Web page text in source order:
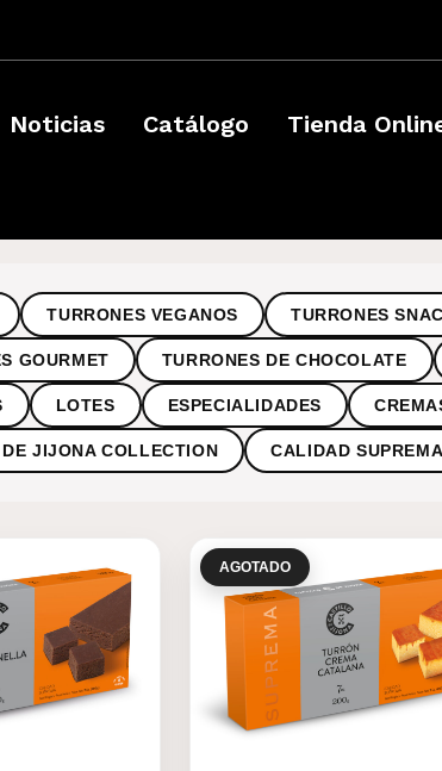
Noticias Catálogo Tienda
TURRONES VEGANOS TURRONES
GOURMET TURRONES DE CHOCOLATE
LOTES ESPECIALIDADES
JIJONA COLLECTION CALIDAD
AGOTADO